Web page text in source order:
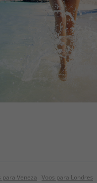
para Veneza Voos para Londres